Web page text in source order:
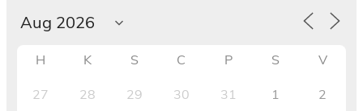
H K S C P S V
27 28 29 30 31 1 2